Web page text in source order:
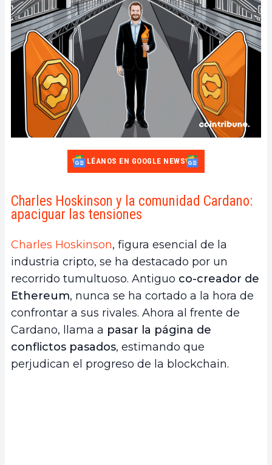
LÉANOS EN GOOGLE NEWS
Charles Hoskinson y la comunidad Cardano:
apaciguar las tensiones
Charles Hoskinson, figura esencial de la
industria cripto, se ha destacado por un
recorrido tumultuoso. Antiguo co-creador de
Ethereum, nunca se ha cortado a la hora de
confrontar a sus rivales. Ahora al frente de
Cardano, llama a pasar la página de
conflictos pasados, estimando que
perjudican el progreso de la blockchain.